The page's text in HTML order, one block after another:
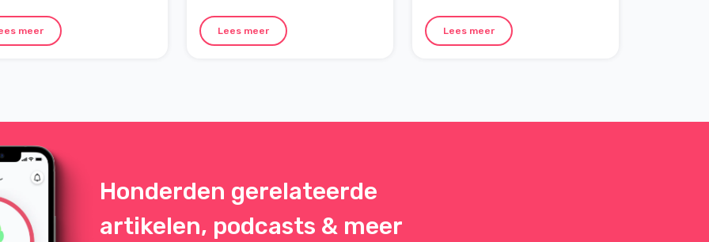
We hebben een aantal
op een rijtje gezet die je
meer Lees meer
veelvoorkomende
zwangerschapskwaaltjes, maar er
Lees meer
Honderden gerelateerde
artikelen, podcasts & meer